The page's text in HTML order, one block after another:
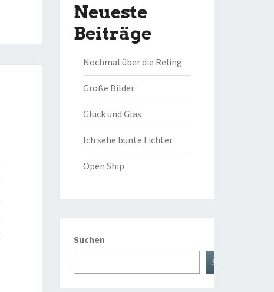
Neueste
Beiträge
Nochmal über die Reling.
Große Bilder
Glück und Glas
Ich sehe bunte Lichter
Open Ship
Suchen
Suchen